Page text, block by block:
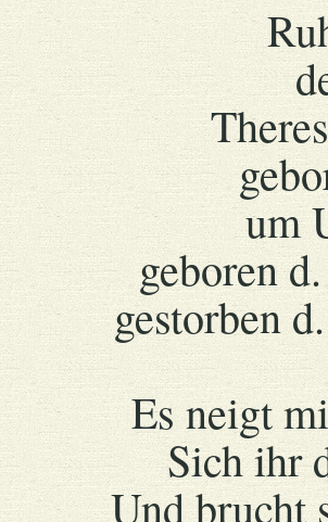
um
geboren
gestorben
Es neigt
Sich ihr
Und brucht